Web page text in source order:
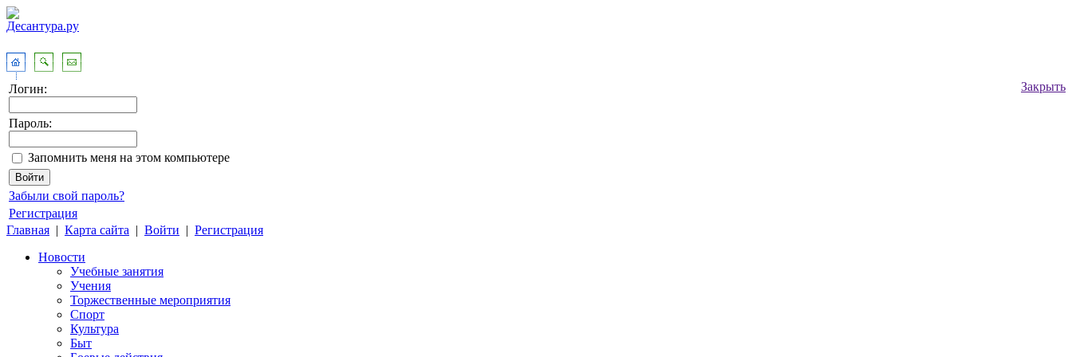
Закрыть
Логин:
Пароль:
Запомнить меня на этом компьютере
Забыли свой пароль?
Регистрация
Главная | Карта сайта | Войти | Регистрация
Новости
Учебные занятия
Учения
Торжественные мероприятия
Спорт
Культура
Быт